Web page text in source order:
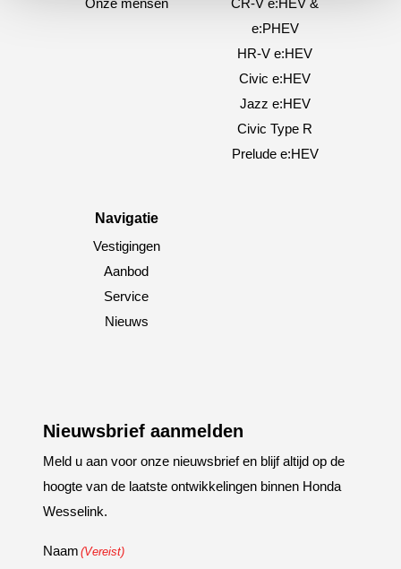
e:PHEV
HR-V e:HEV
Civic e:HEV
Jazz e:HEV
Civic Type R
Prelude e:HEV
Navigatie
Vestigingen
Aanbod
Service
Nieuws
Nieuwsbrief aanmelden
Meld u aan voor onze nieuwsbrief en blijf altijd op de
hoogte van de laatste ontwikkelingen binnen Honda
Wesselink.
Naam (Vereist)